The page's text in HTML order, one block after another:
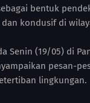
bentuk
kondusif di
Senin (19/05) di
pesan-
lingkungan.